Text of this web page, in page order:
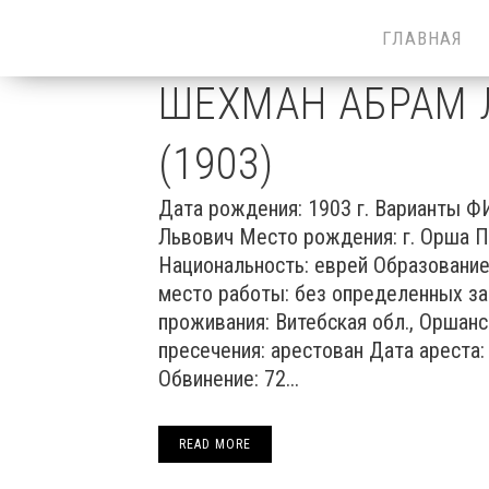
ГЛАВНАЯ
ШЕХМАН АБРАМ
(1903)
Дата рождения: 1903 г. Варианты
Львович Место рождения: г. Орша
Национальность: еврей
место работы: без определенных
проживания: Витебская обл.,
пресечения: арестован Дата
Обвинение: 72...
READ MORE